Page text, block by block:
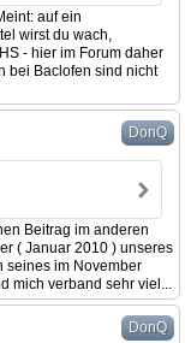
auf ein
wirst du wach,
- hier im Forum daher
bei Baclofen sind nicht
DonQ
Beitrag im anderen
( Januar 2010 ) unseres
seines im November
mich verband sehr viel...
DonQ